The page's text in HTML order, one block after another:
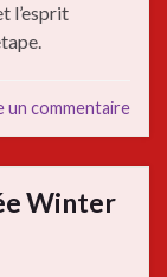
l’esprit
un commentaire
Winter